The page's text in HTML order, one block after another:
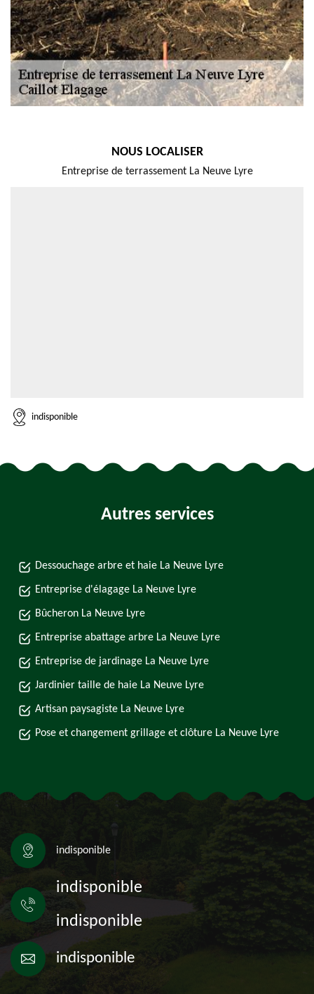
NOUS LOCALISER
Entreprise de terrassement La Neuve Lyre
indisponible
Autres services
Dessouchage arbre et haie La Neuve Lyre
Entreprise d'élagage La Neuve Lyre
Bûcheron La Neuve Lyre
Entreprise abattage arbre La Neuve Lyre
Entreprise de jardinage La Neuve Lyre
Jardinier taille de haie La Neuve Lyre
Artisan paysagiste La Neuve Lyre
Pose et changement grillage et clôture La Neuve Lyre
indisponible
indisponible
indisponible
indisponible